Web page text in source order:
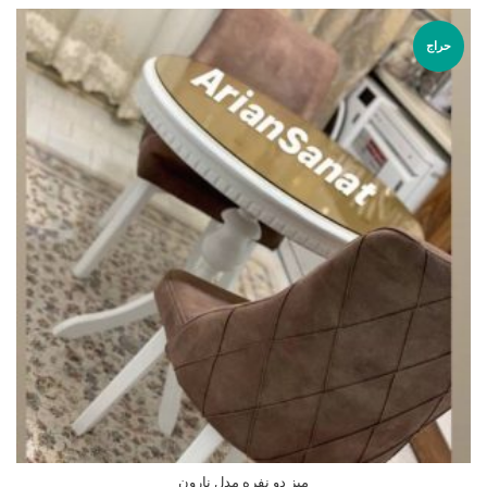
حراج
ميز دو نفره مدل نارون